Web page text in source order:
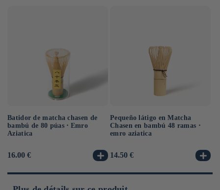
Batidor de matcha chasen de
bambú de 80 púas ⋅ Emro
Aziatica
Precio
16.00 €
Pequeño látigo en Matcha
Chasen en bambú 48 ramas ⋅
emro aziatica
Precio
14.50 €